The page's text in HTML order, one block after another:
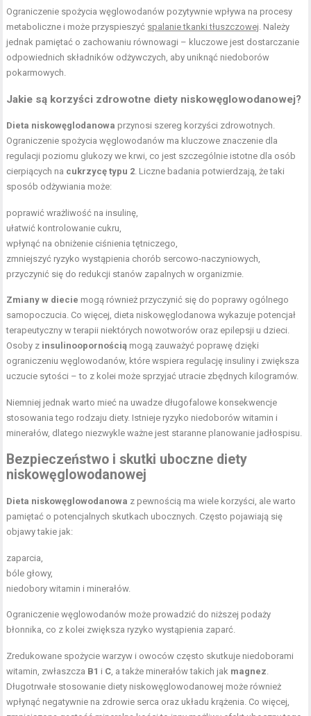
Ograniczenie spożycia węglowodanów pozytywnie wpływa na procesy
metaboliczne i może przyspieszyć spalanie tkanki tłuszczowej. Należy
jednak pamiętać o zachowaniu równowagi – kluczowe jest dostarczanie
odpowiednich składników odżywczych, aby uniknąć niedoborów
pokarmowych.
Jakie są korzyści zdrowotne diety niskowęglowodanowej?
Dieta niskowęglodanowa przynosi szereg korzyści zdrowotnych.
Ograniczenie spożycia węglowodanów ma kluczowe znaczenie dla
regulacji poziomu glukozy we krwi, co jest szczególnie istotne dla osób
cierpiących na cukrzycę typu 2. Liczne badania potwierdzają, że taki
sposób odżywiania może:
poprawić wrażliwość na insulinę,
ułatwić kontrolowanie cukru,
wpłynąć na obniżenie ciśnienia tętniczego,
zmniejszyć ryzyko wystąpienia chorób sercowo-naczyniowych,
przyczynić się do redukcji stanów zapalnych w organizmie.
Zmiany w diecie mogą również przyczynić się do poprawy ogólnego
samopoczucia. Co więcej, dieta niskowęglodanowa wykazuje potencjał
terapeutyczny w terapii niektórych nowotworów oraz epilepsji u dzieci.
Osoby z insulinoopornością mogą zauważyć poprawę dzięki
ograniczeniu węglowodanów, które wspiera regulację insuliny i zwiększa
uczucie sytości – to z kolei może sprzyjać utracie zbędnych kilogramów.
Niemniej jednak warto mieć na uwadze długofalowe konsekwencje
stosowania tego rodzaju diety. Istnieje ryzyko niedoborów witamin i
minerałów, dlatego niezwykle ważne jest staranne planowanie jadłospisu.
Bezpieczeństwo i skutki uboczne diety
niskowęglowodanowej
Dieta niskowęglowodanowa z pewnością ma wiele korzyści, ale warto
pamiętać o potencjalnych skutkach ubocznych. Często pojawiają się
objawy takie jak:
zaparcia,
bóle głowy,
niedobory witamin i minerałów.
Ograniczenie węglowodanów może prowadzić do niższej podaży
błonnika, co z kolei zwiększa ryzyko wystąpienia zaparć.
Zredukowane spożycie warzyw i owoców często skutkuje niedoborami
witamin, zwłaszcza B1 i C, a także minerałów takich jak magnez.
Długotrwałe stosowanie diety niskowęglowodanowej może również
wpłynąć negatywnie na zdrowie serca oraz układu krążenia. Co więcej,